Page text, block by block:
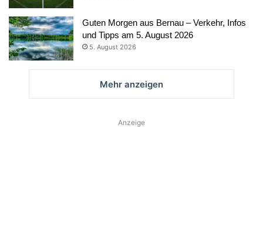
Guten Morgen aus Bernau – Verkehr, Infos
und Tipps am 5. August 2026
5. August 2026
Mehr anzeigen
Anzeige